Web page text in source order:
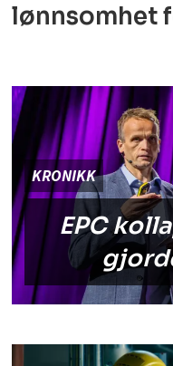
lønnsomhet
KRONIKK
EPC